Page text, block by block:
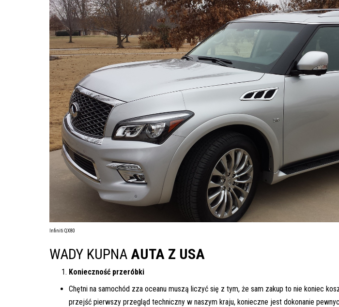
Infiniti QX80
WADY KUPNA AUTA Z USA
Konieczność przeróbki
Chętni na samochód zza oceanu muszą liczyć się z tym, że sam zakup to nie koniec
przejść pierwszy przegląd techniczny w naszym kraju, konieczne jest dokonanie